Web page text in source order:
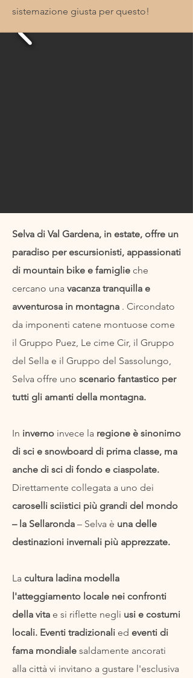
sistemazione giusta per questo!
Selva di Val Gardena, in estate, offre un
paradiso per escursionisti, appassionati
di mountain bike e famiglie che
cercano una vacanza tranquilla e
avventurosa in montagna . Circondato
da imponenti catene montuose come
il Gruppo Puez, Le cime Cir, il Gruppo
del Sella e il Gruppo del Sassolungo,
Selva offre uno scenario fantastico per
tutti gli amanti della montagna.
In inverno invece la regione è sinonimo
di sci e snowboard di prima classe, ma
anche di sci di fondo e ciaspolate.
Direttamente collegata a uno dei
caroselli sciistici più grandi del mondo
– la Sellaronda – Selva è una delle
destinazioni invernali più apprezzate.
La cultura ladina modella
l'atteggiamento locale nei confronti
della vita e si riflette negli usi e costumi
locali. Eventi tradizionali ed eventi di
fama mondiale saldamente ancorati
alla città vi invitano a gustare l'esclusiva